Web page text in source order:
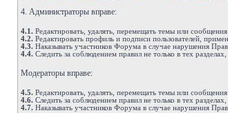
4. Администраторы вправе:
4.1. Редактировать, удалять, перемещать темы или
4.2. Редактировать профиль и подписи пользователей,
4.3. Наказывать участников Форума в случае нарушения
4.4. Следить за соблюдением правил не только в тех
Модераторы вправе:
4.5. Редактировать, удалять, перемещать темы или
4.6. Следить за соблюдением правил не только в тех
4.7. Наказывать участников Форума в случае нарушения